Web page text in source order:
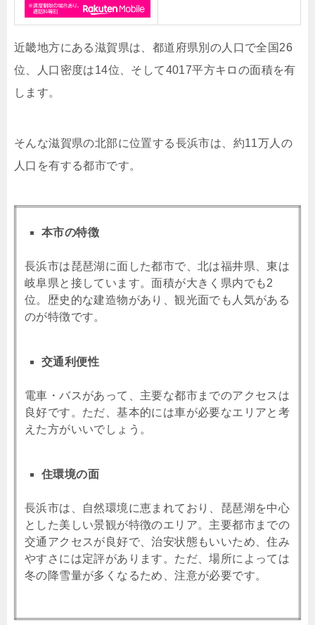
近畿地方にある滋賀県は、都道府県別の人口で全国26
位、人口密度は14位、そして4017平方キロの面積を有
します。
そんな滋賀県の北部に位置する長浜市は、約11万人の
人口を有する都市です。
本市の特徴
長浜市は琵琶湖に面した都市で、北は福井県、東は
岐阜県と接しています。面積が大きく県内でも2
位。歴史的な建造物があり、観光面でも人気がある
のが特徴です。
交通利便性
電車・バスがあって、主要な都市までのアクセスは
良好です。ただ、基本的には車が必要なエリアと考
えた方がいいでしょう。
住環境の面
長浜市は、自然環境に恵まれており、琵琶湖を中心
とした美しい景観が特徴のエリア。主要都市までの
交通アクセスが良好で、治安状態もいいため、住み
やすさには定評があります。ただ、場所によっては
冬の降雪量が多くなるため、注意が必要です。